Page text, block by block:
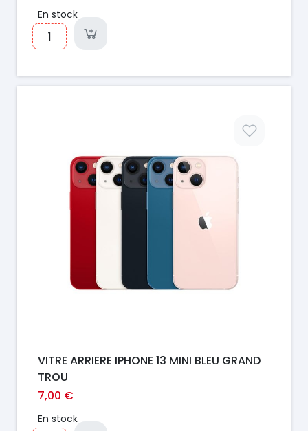
En stock
VITRE ARRIERE IPHONE 13 MINI BLEU GRAND
TROU
7,00 €
En stock